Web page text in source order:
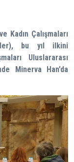
Kadın Çalışmaları
bu yıl ilkini
Uluslararası
Minerva Han’da